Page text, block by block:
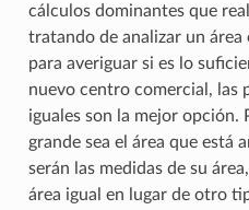
cálculos dominantes que
tratando de analizar un
para averiguar si es lo
nuevo centro comercial, las
iguales son la mejor opción.
grande sea el área que está
serán las medidas de su
área igual en lugar de otro